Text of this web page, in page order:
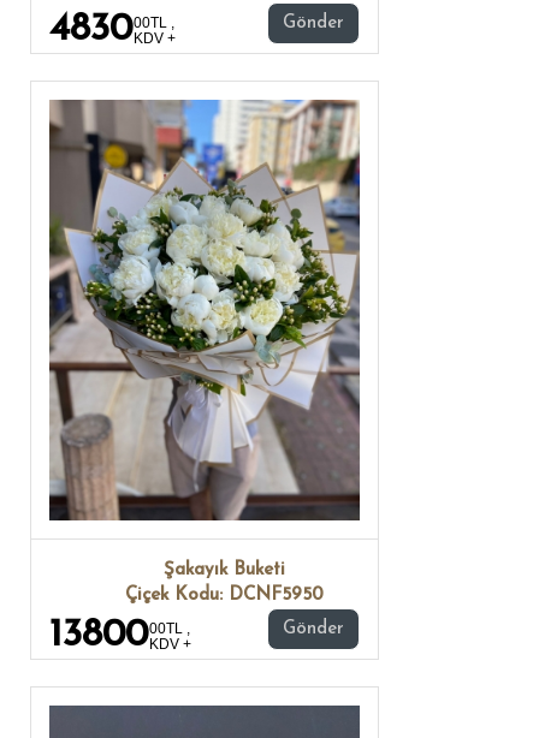
483000TL ,
KDV +
Gönder
Şakayık Buketi
Çiçek Kodu: DCNF5950
1380000TL ,
KDV +
Gönder